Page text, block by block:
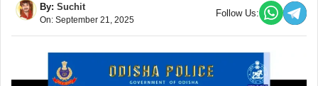
By: Suchit
On: September 21, 2025
Follow Us: